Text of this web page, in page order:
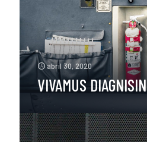
abril 30, 2020
VIVAMUS DIAGNISIN